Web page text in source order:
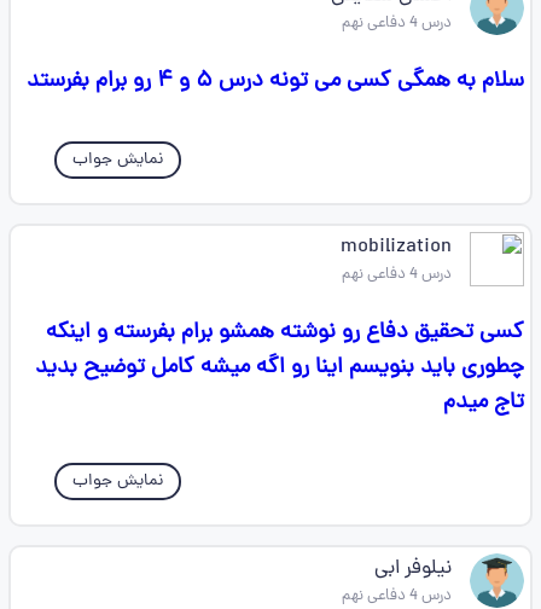
درس 4 دفاعی نهم
سلام به همگی کسی می تونه درس ۵ و ۴ رو برام بفرستد
نمایش جواب
mobilization
درس 4 دفاعی نهم
کسی تحقیق دفاع رو نوشته همشو برام بفرسته و اینکه
چطوری باید بنویسم اینا رو اگه میشه کامل توضیح بدید
تاج میدم
نمایش جواب
نیلوفر ابی
درس 4 دفاعی نهم